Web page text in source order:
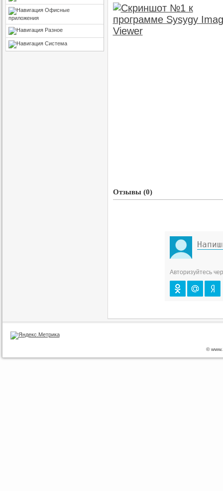
Офисные
приложения
Разное
Система
Отзывы (0)
Авторизуйтесь
©